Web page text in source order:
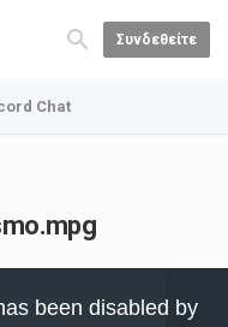
Συνδεθείτε
Chat
been disabled by